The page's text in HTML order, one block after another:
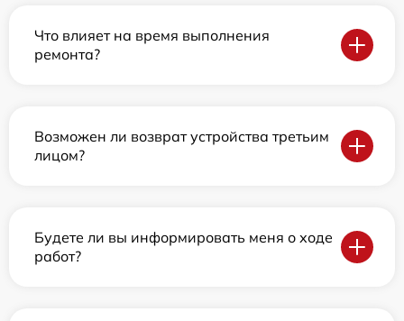
Что влияет на время выполнения
ремонта?
Возможен ли возврат устройства третьим
лицом?
Будете ли вы информировать меня о ходе
работ?